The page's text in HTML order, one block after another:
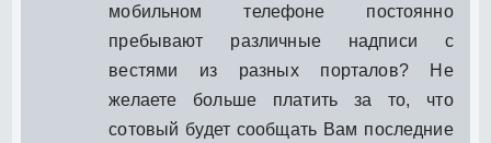
мобильном телефоне постоянно
пребывают различные надписи с
вестями из разных порталов? Не
желаете больше платить за то, что
сотовый будет сообщать Вам последние